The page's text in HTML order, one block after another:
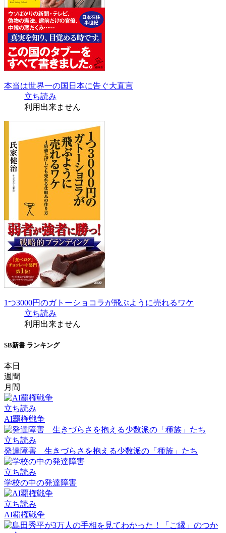
本当は世界一の国日本に告ぐ大直言
立ち読み
利用出来ません
1つ3000円のガトーショコラが飛ぶように売れるワケ
立ち読み
利用出来ません
SB新書 ランキング
本日
週間
月間
立ち読み
AI覇権戦争
立ち読み
発達障害 生きづらさを抱える少数派の「種族」たち
立ち読み
学校の中の発達障害
立ち読み
AI覇権戦争